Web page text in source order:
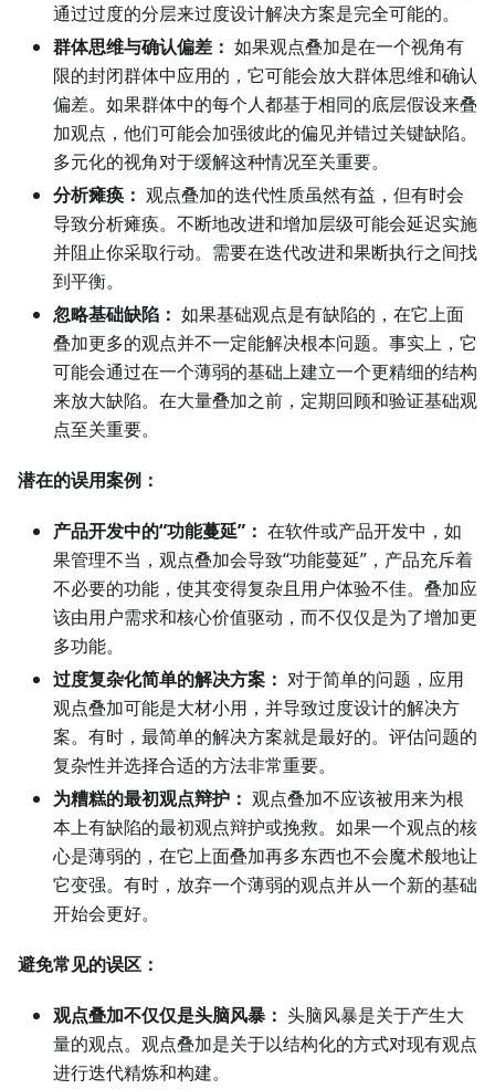
通过过度的分层来过度设计解决方案是完全可能的。
群体思维与确认偏差： 如果观点叠加是在一个视角有
限的封闭群体中应用的，它可能会放大群体思维和确认
偏差。如果群体中的每个人都基于相同的底层假设来叠
加观点，他们可能会加强彼此的偏见并错过关键缺陷。
多元化的视角对于缓解这种情况至关重要。
分析瘫痪： 观点叠加的迭代性质虽然有益，但有时会
导致分析瘫痪。不断地改进和增加层级可能会延迟实施
并阻止你采取行动。需要在迭代改进和果断执行之间找
到平衡。
忽略基础缺陷： 如果基础观点是有缺陷的，在它上面
叠加更多的观点并不一定能解决根本问题。事实上，它
可能会通过在一个薄弱的基础上建立一个更精细的结构
来放大缺陷。在大量叠加之前，定期回顾和验证基础观
点至关重要。
潜在的误用案例：
产品开发中的“功能蔓延”： 在软件或产品开发中，如
果管理不当，观点叠加会导致“功能蔓延”，产品充斥着
不必要的功能，使其变得复杂且用户体验不佳。叠加应
该由用户需求和核心价值驱动，而不仅仅是为了增加更
多功能。
过度复杂化简单的解决方案： 对于简单的问题，应用
观点叠加可能是大材小用，并导致过度设计的解决方
案。有时，最简单的解决方案就是最好的。评估问题的
复杂性并选择合适的方法非常重要。
为糟糕的最初观点辩护： 观点叠加不应该被用来为根
本上有缺陷的最初观点辩护或挽救。如果一个观点的核
心是薄弱的，在它上面叠加再多东西也不会魔术般地让
它变强。有时，放弃一个薄弱的观点并从一个新的基础
开始会更好。
避免常见的误区：
观点叠加不仅仅是头脑风暴： 头脑风暴是关于产生大
量的观点。观点叠加是关于以结构化的方式对现有观点
进行迭代精炼和构建。